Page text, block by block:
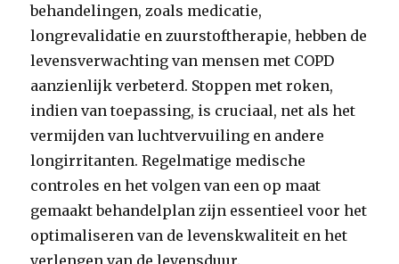
behandelingen, zoals medicatie,
longrevalidatie en zuurstoftherapie, hebben de
levensverwachting van mensen met COPD
aanzienlijk verbeterd. Stoppen met roken,
indien van toepassing, is cruciaal, net als het
vermijden van luchtvervuiling en andere
longirritanten. Regelmatige medische
controles en het volgen van een op maat
gemaakt behandelplan zijn essentieel voor het
optimaliseren van de levenskwaliteit en het